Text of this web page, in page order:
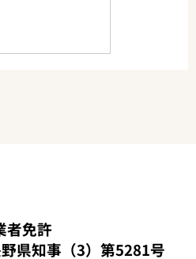
を選ばない
者免許
野県知事（3）第5281号